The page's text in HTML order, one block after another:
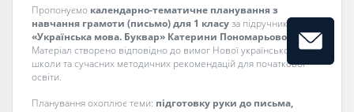
Пропонуємо календарно-тематичне планування з
навчання грамоти (письмо) для 1 класуза підручником
«Українська мова. Буквар» Катерини Пономарьової
Матеріал створено відповідно до вимог Нової української
школи та сучасних методичних рекомендацій для початкової
освіти.
Планування охоплює теми: підготовку руки до письма,